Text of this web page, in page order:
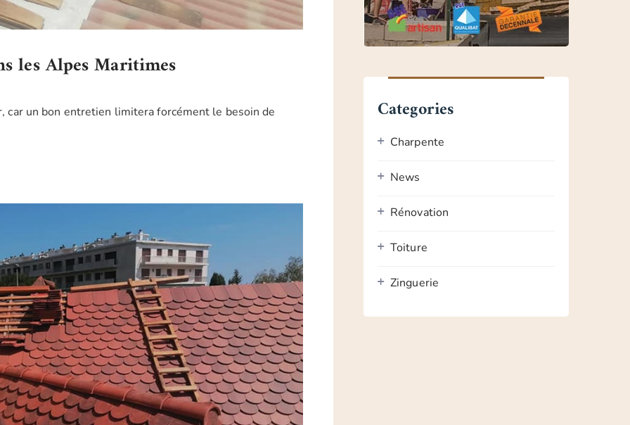
les Alpes Maritimes
car un bon entretien limitera forcément le besoin de
Categories
Charpente
News
Rénovation
Toiture
Zinguerie